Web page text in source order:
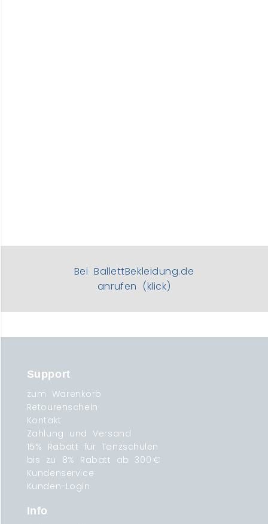
Bei BallettBekleidung.de
anrufen (klick)
Support
zum Warenkorb
Retourenschein
Kontakt
Zahlung und Versand
15% Rabatt für Tanzschulen
bis zu 8% Rabatt ab 300 €
Kundenservice
Kunden-Login
Info